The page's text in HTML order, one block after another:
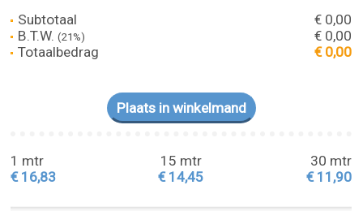
Subtotaal
€ 0,00
B.T.W.(21%)
€ 0,00
Totaalbedrag
€ 0,00
1 mtr
€ 16,83
15 mtr
€ 14,45
30 mtr
€ 11,90